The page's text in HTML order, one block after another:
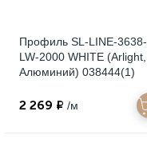
Профиль SL-LINE-3638-
LW-2000 WHITE (Arlight,
Алюминий) 038444(1)
2 269 ₽ /м